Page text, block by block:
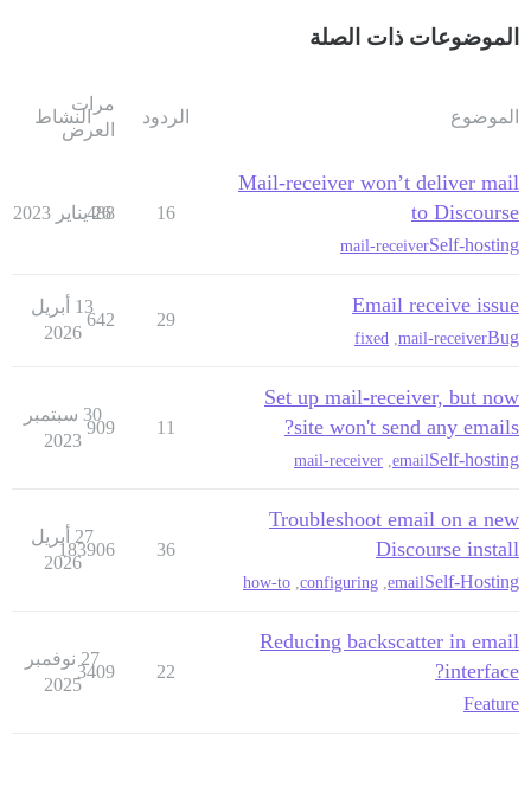
الموضوعات ذات الصلة
الموضوع الردود
مرات
العرض
النشاط
Mail-receiver won’t deliver mail
to Discourse
Self-hosting
mail-receiver
16
488
26 يناير 2023
Email receive issue
Bug
mail-receiver
fixed
29
642
13 أبريل
2026
Set up mail-receiver, but now
site won't send any emails?
Self-hosting
email
mail-receiver
11
909
30 سبتمبر
2023
Troubleshoot email on a new
Discourse install
Self-Hosting
email
configuring
how-to
36
183906
27 أبريل
2026
Reducing backscatter in email
interface?
Feature
22
3409
27 نوفمبر
2025